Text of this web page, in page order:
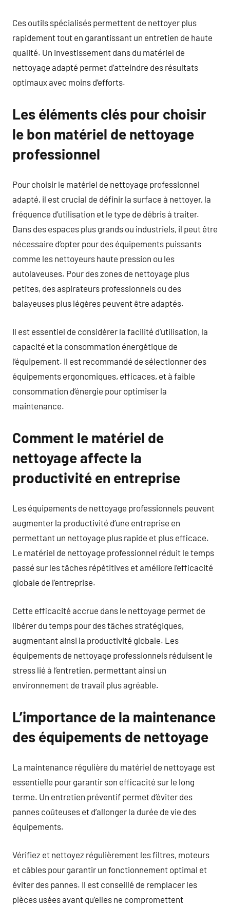
Ces outils spécialisés permettent de nettoyer plus
rapidement tout en garantissant un entretien de haute
qualité. Un investissement dans du matériel de
nettoyage adapté permet d’atteindre des résultats
optimaux avec moins d’efforts.
Les éléments clés pour choisir
le bon matériel de nettoyage
professionnel
Pour choisir le matériel de nettoyage professionnel
adapté, il est crucial de définir la surface à nettoyer, la
fréquence d’utilisation et le type de débris à traiter.
Dans des espaces plus grands ou industriels, il peut être
nécessaire d’opter pour des équipements puissants
comme les nettoyeurs haute pression ou les
autolaveuses. Pour des zones de nettoyage plus
petites, des aspirateurs professionnels ou des
balayeuses plus légères peuvent être adaptés.
Il est essentiel de considérer la facilité d’utilisation, la
capacité et la consommation énergétique de
l’équipement. Il est recommandé de sélectionner des
équipements ergonomiques, efficaces, et à faible
consommation d’énergie pour optimiser la
maintenance.
Comment le matériel de
nettoyage affecte la
productivité en entreprise
Les équipements de nettoyage professionnels peuvent
augmenter la productivité d’une entreprise en
permettant un nettoyage plus rapide et plus efficace.
Le matériel de nettoyage professionnel réduit le temps
passé sur les tâches répétitives et améliore l’efficacité
globale de l’entreprise.
Cette efficacité accrue dans le nettoyage permet de
libérer du temps pour des tâches stratégiques,
augmentant ainsi la productivité globale. Les
équipements de nettoyage professionnels réduisent le
stress lié à l’entretien, permettant ainsi un
environnement de travail plus agréable.
L’importance de la maintenance
des équipements de nettoyage
La maintenance régulière du matériel de nettoyage est
essentielle pour garantir son efficacité sur le long
terme. Un entretien préventif permet d’éviter des
pannes coûteuses et d’allonger la durée de vie des
équipements.
Vérifiez et nettoyez régulièrement les filtres, moteurs
et câbles pour garantir un fonctionnement optimal et
éviter des pannes. Il est conseillé de remplacer les
pièces usées avant qu’elles ne compromettent